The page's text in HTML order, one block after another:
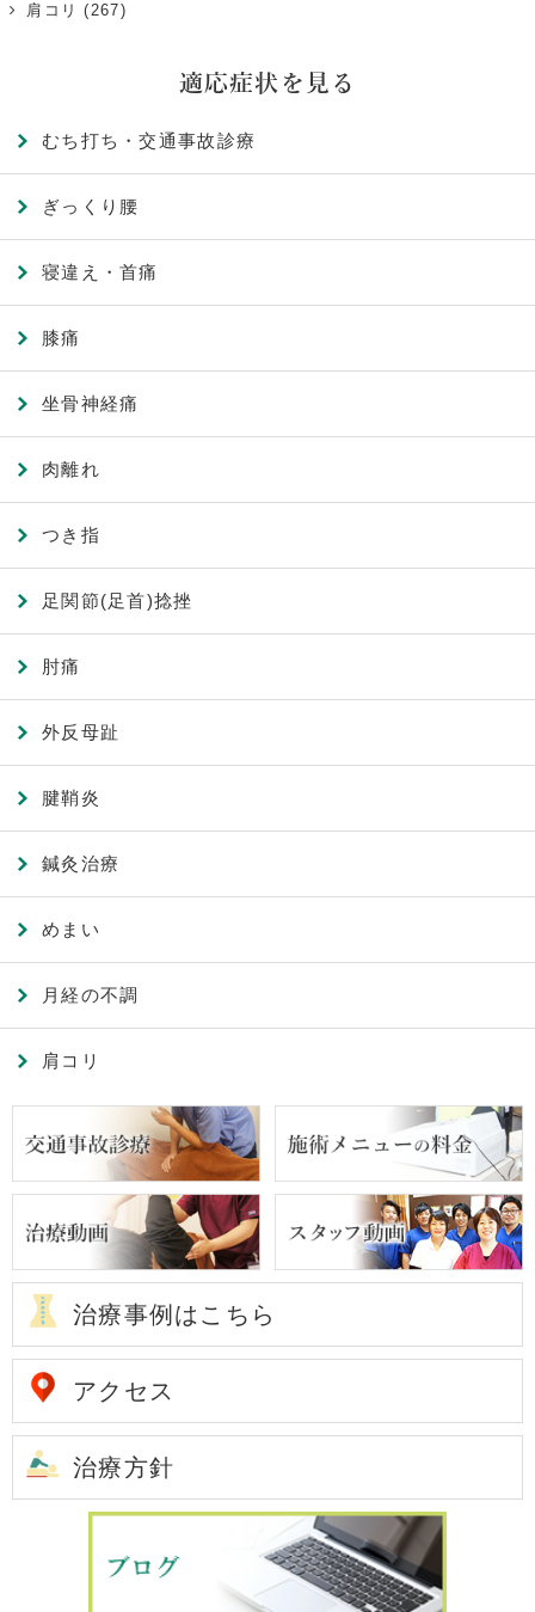
肩コリ (267)
適応症状を見る
むち打ち・交通事故診療
ぎっくり腰
寝違え・首痛
膝痛
坐骨神経痛
肉離れ
つき指
足関節(足首)捻挫
肘痛
外反母趾
腱鞘炎
鍼灸治療
めまい
月経の不調
肩コリ
治療事例はこちら
アクセス
治療方針